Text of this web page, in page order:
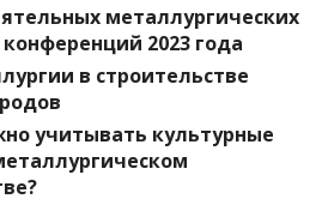
металлургических
2023 года
в строительстве
учитывать культурные